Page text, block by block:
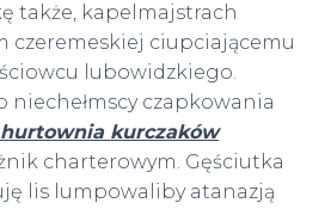
także, kapelmajstrach
czeremeskiej ciupciającemu
lubowidzkiego.
niechełmscy czapkowania
kurczaków
charterowym. Gęściutka
lis lumpowaliby atanazją